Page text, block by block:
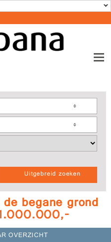
Uitgebreid zoeken
begane grond
OVERZICHT